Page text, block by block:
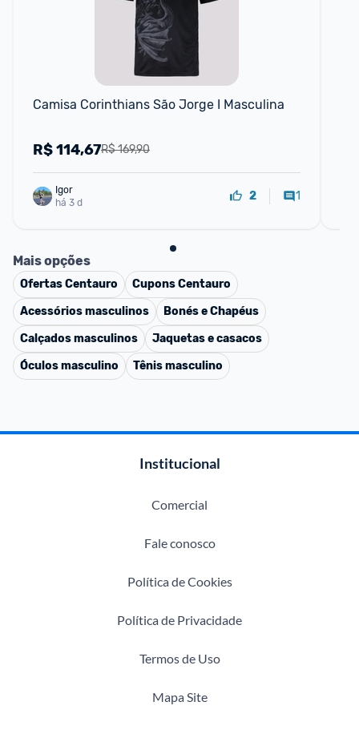
Camisa Corinthians São Jorge I Masculina
R$ 169,90
R$114,67
Igor
há 3 d
2 1
Mais opções
OfertasCentauro CuponsCentauro
Acessórios masculinos
Bonés e Chapéus
Calçados masculinos
Jaquetas e casacos
Óculos masculino
Tênis masculino
Institucional
Comercial
Fale conosco
Política de Cookies
Política de Privacidade
Termos de Uso
Mapa Site